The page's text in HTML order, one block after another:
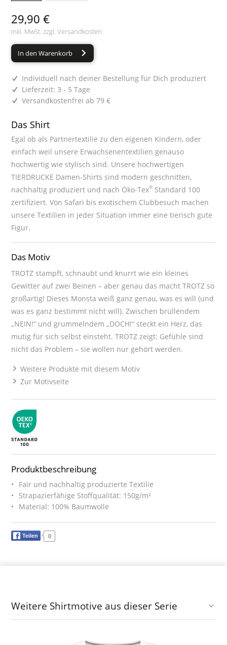
29,90 €
inkl. MwSt. zzgl.Versandkosten
In den Warenkorb
Individuell nach deiner Bestellung für Dich produziert
Lieferzeit: 3 - 5 Tage
Versandkostenfrei ab 79 €
Das Shirt
Egal ob als Partnertextilie zu den eigenen Kindern, oder
einfach weil unsere Erwachsenentextilien genauso
hochwertig wie stylisch sind. Unsere hochwertigen
TIERDRUCKE Damen-Shirts sind modern geschnitten,
nachhaltig produziert und nach Öko-Tex® Standard 100
zertifiziert. Von Safari bis exotischem Clubbesuch machen
unsere Textilien in jeder Situation immer eine tierisch gute
Figur.
Das Motiv
TROTZ stampft, schnaubt und knurrt wie ein kleines
Gewitter auf zwei Beinen – aber genau das macht TROTZ so
großartig! Dieses Monsta weiß ganz genau, was es will (und
was es ganz bestimmt nicht will). Zwischen brüllendem
„NEIN!“ und grummelndem „DOCH!“ steckt ein Herz, das
mutig für sich selbst einsteht. TROTZ zeigt: Gefühle sind
nicht das Problem – sie wollen nur gehört werden.
Weitere Produkte mit diesem Motiv
Zur Motivseite
Produktbeschreibung
Fair und nachhaltig produzierte Textilie
Strapazierfähige Stoffqualität: 150g/m²
Material: 100% Baumwolle
Teilen 0
Weitere Shirtmotive aus dieser Serie